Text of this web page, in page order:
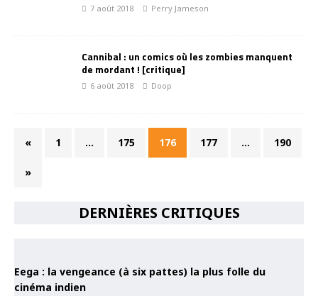
7 août 2018 Perry Jameson
Cannibal : un comics où les zombies manquent
de mordant ! [critique]
6 août 2018 Doop
« 1 … 175 176 177 … 190
»
DERNIÈRES CRITIQUES
Eega : la vengeance (à six pattes) la plus folle du
cinéma indien